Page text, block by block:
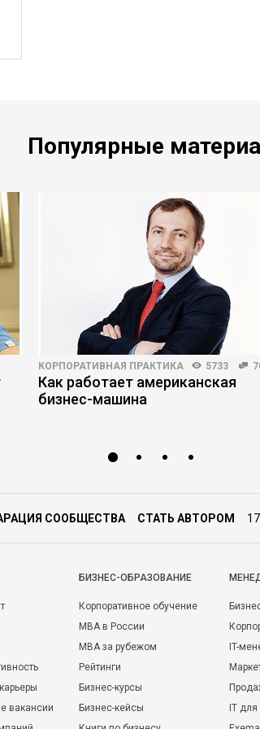
Популярные
КОРПОРАТИВНАЯ ПРАКТИКА 5733
Как работает американская
бизнес-машина
СООБЩЕСТВА СТАТЬ АВТОРОМ
вакансии
БИЗНЕС-ОБРАЗОВАНИЕ
Корпоративное обучение
MBA в России
MBA за рубежом
Рейтинги
Бизнес-курсы
Бизнес-кейсы
IT-
IT